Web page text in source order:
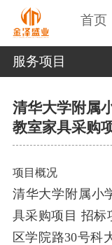
首页
服务项目
清华大学附属
教室家具采购
项目概况
清华大学附属小
具采购项目 招标
区学院路30号科